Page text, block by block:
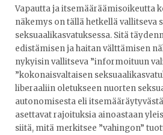
Vapautta ja itsemääräämisoikeutta
näkemys on tällä hetkellä vallitseva
seksuaalikasvatuksessa. Sitä
edistämisen ja haitan välttämisen
nykyisin vallitseva ”informoituun
”kokonaisvaltaisen
liberaaliin oletukseen nuorten
autonomisesta eli
asettavat rajoituksia ainoastaan
siitä, mitä merkitsee ”vahingon”